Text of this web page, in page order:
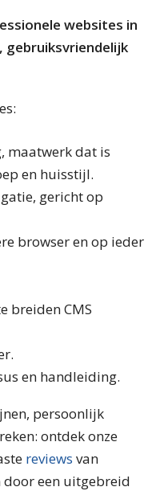
websites in
gebruiksvriendelijk
maatwerk dat is
en huisstijl.
gericht op
browser en op ieder
breiden CMS
en handleiding.
persoonlijk
ontdek onze
reviews van
een uitgebreid